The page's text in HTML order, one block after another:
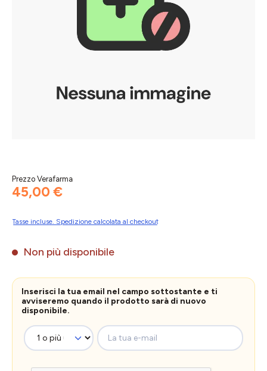
Prezzo Verafarma
45,00 €
Tasse incluse. Spedizione calcolata al checkout
Non più disponibile
Inserisci la tua email nel campo sottostante e ti
avviseremo quando il prodotto sarà di nuovo
disponibile.
La tua e-mail